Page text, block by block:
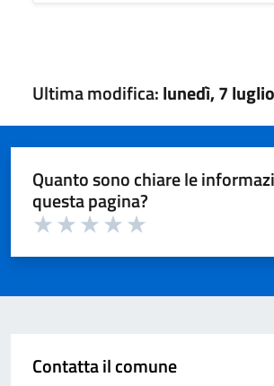
Ultima modifica:lunedì, 7
Quanto sono chiare le
questa pagina?
Contatta il comune